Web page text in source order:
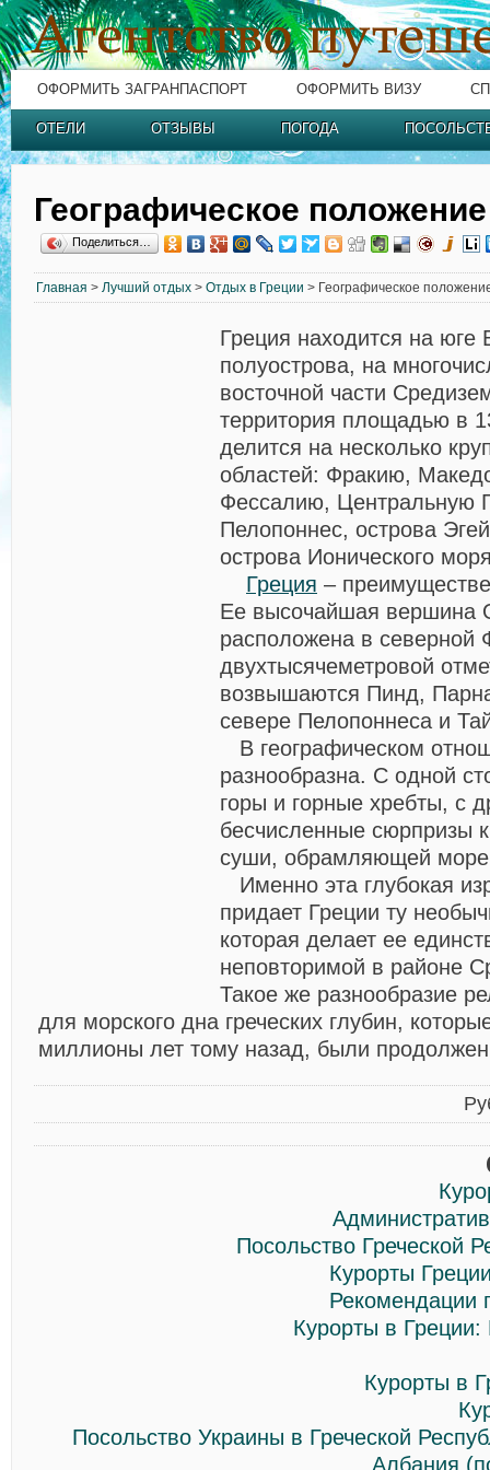
ОФОРМИТЬ ЗАГРАНПАСПОРТ ОФОРМИТЬ ВИЗУ
ОТЕЛИ ОТЗЫВЫ ПОГОДА
Географическое
Поделиться…
Главная > Лучший отдых > Отдых в Греции > Географическое
Греция находится на юге
полуострова, на
восточной части
территория площадью в
делится на несколько
областей: Фракию,
Фессалию, Центральную
Пелопоннес, острова
острова Ионического
Греция –
Ее высочайшая вершина
расположена в северной
двухтысячеметровой
возвышаются Пинд,
севере Пелопоннеса и
В географическом
разнообразна. С одной
горы и горные хребты, с
бесчисленные сюрпризы
суши, обрамляющей
Именно эта глубокая
придает Греции ту
которая делает ее
неповторимой в районе
Такое же разнообразие
для морского дна греческих глубин,
миллионы лет тому назад, были
Посольство Греческой
Курорты
Рекомендации
Курорты в
Курорты в
Посольство Украины в Греческой
Албания